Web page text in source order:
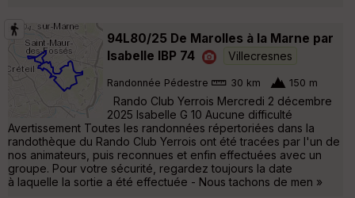
94L80/25 De Marolles à la Marne par
Isabelle IBP 74
Villecresnes
Randonnée Pédestre 30 km 150 m
Rando Club Yerrois Mercredi 2 décembre
2025 Isabelle G 10 Aucune difficulté
Avertissement Toutes les randonnées répertoriées dans la
randothèque du Rando Club Yerrois ont été tracées par l'un de
nos animateurs, puis reconnues et enfin effectuées avec un
groupe. Pour votre sécurité, regardez toujours la date
à laquelle la sortie a été effectuée - Nous tachons de men »